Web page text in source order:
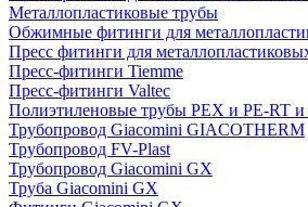
Металлопластиковые трубы
Обжимные фитинги для
Пресс фитинги для
Пресс-фитинги Tiemme
Пресс-фитинги Valtec
Полиэтиленовые трубы PEX и PE-RT
Трубопровод Giacomini GIACOTHERM
Трубопровод FV-Plast
Трубопровод Giacomini GX
Труба Giacomini GX